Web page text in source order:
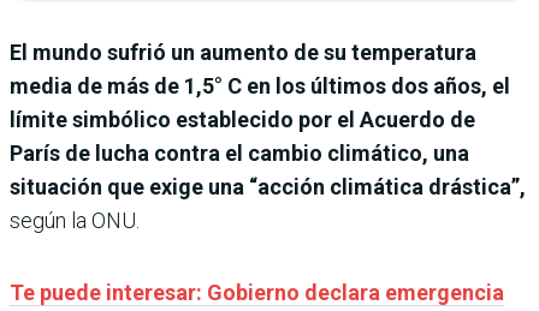
El mundo sufrió un aumento de su temperatura
media de más de 1,5° C en los últimos dos años, el
límite simbólico establecido por el Acuerdo de
París de lucha contra el cambio climático, una
situación que exige una “acción climática drástica”,
según la ONU.
Te puede interesar: Gobierno declara emergencia